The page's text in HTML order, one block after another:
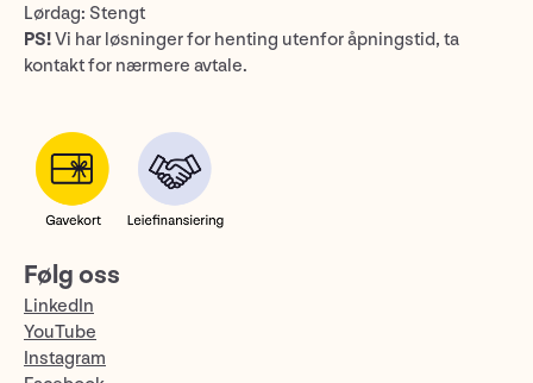
Lørdag: Stengt
PS!Vi har løsninger for henting utenfor åpningstid, ta
kontakt for nærmere avtale.
Følg oss
LinkedIn
YouTube
Instagram